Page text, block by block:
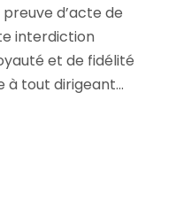
d’acte de
interdiction
et de fidélité
à tout dirigeant...